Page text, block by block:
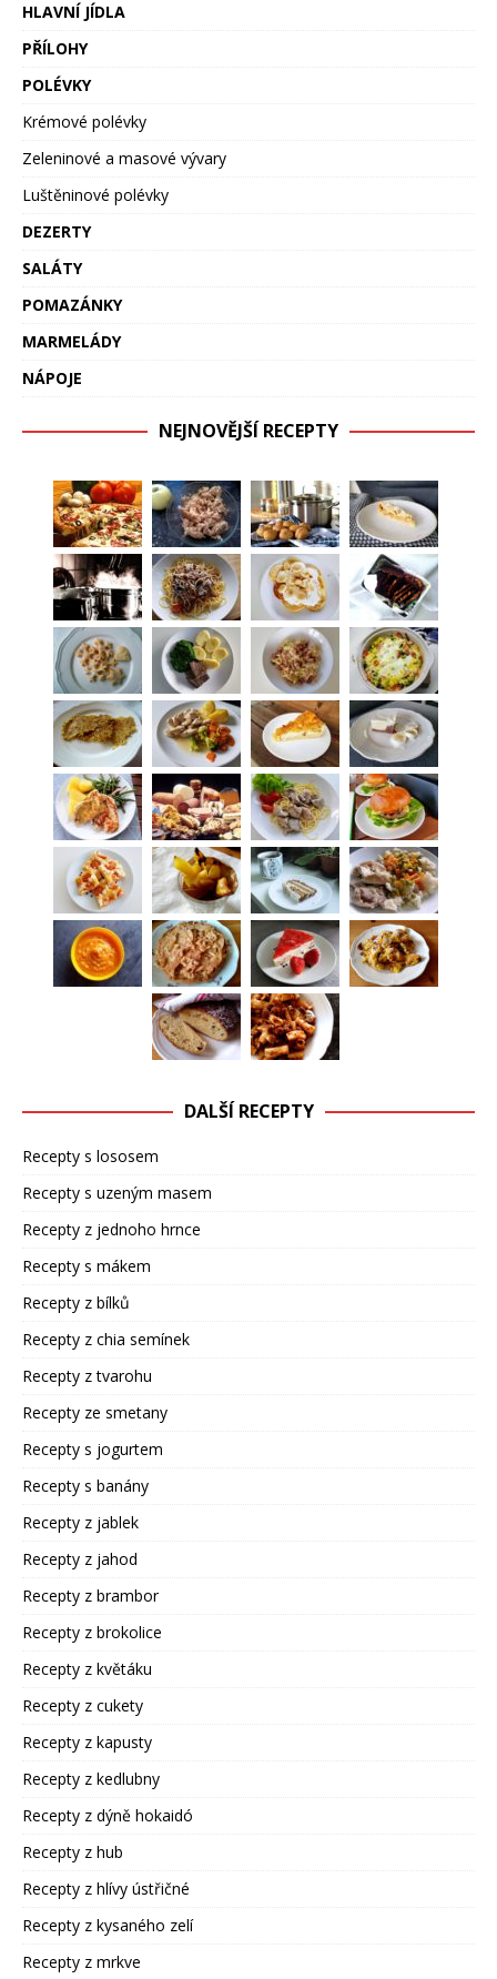
HLAVNÍ JÍDLA
PŘÍLOHY
POLÉVKY
Krémové polévky
Zeleninové a masové vývary
Luštěninové polévky
DEZERTY
SALÁTY
POMAZÁNKY
MARMELÁDY
NÁPOJE
NEJNOVĚJŠÍ RECEPTY
DALŠÍ RECEPTY
Recepty s lososem
Recepty s uzeným masem
Recepty z jednoho hrnce
Recepty s mákem
Recepty z bílků
Recepty z chia semínek
Recepty z tvarohu
Recepty ze smetany
Recepty s jogurtem
Recepty s banány
Recepty z jablek
Recepty z jahod
Recepty z brambor
Recepty z brokolice
Recepty z květáku
Recepty z cukety
Recepty z kapusty
Recepty z kedlubny
Recepty z dýně hokaidó
Recepty z hub
Recepty z hlívy ústřičné
Recepty z kysaného zelí
Recepty z mrkve